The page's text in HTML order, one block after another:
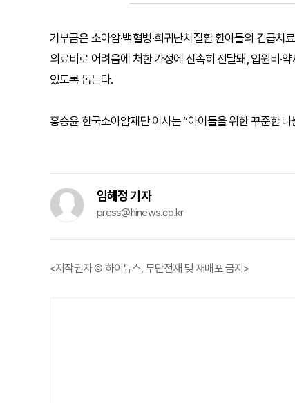
기부금은 소아암·백혈병·희귀난치질환 환아들의 긴급
의료비로 어려움에 처한 가정에 신속히 전달돼, 입원비·
있도록 돕는다.
홍승윤 한국소아암재단 이사는 “아이들을 위한 꾸준한
임혜정 기자
press@hinews.co.kr
<저작권자 © 하이뉴스, 무단전재 및 재배포 금지>